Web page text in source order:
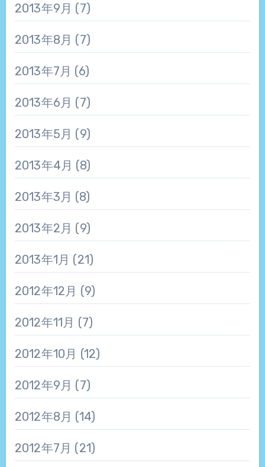
2013年9月 (7)
2013年8月 (7)
2013年7月 (6)
2013年6月 (7)
2013年5月 (9)
2013年4月 (8)
2013年3月 (8)
2013年2月 (9)
2013年1月 (21)
2012年12月 (9)
2012年11月 (7)
2012年10月 (12)
2012年9月 (7)
2012年8月 (14)
2012年7月 (21)